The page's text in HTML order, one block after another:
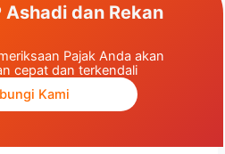
Ashadi dan Rekan
Pajak Anda akan
cepat dan terkendali
Kami